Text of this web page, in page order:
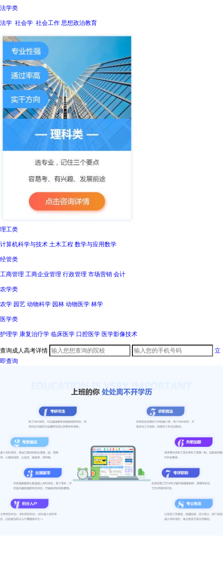
法学类
法学 社会学 社会工作 思想政治教育
理工类
计算机科学与技术 土木工程 数学与应用数学
经管类
工商管理 工商企业管理 行政管理 市场营销 会计
农学类
农学 园艺 动物科学 园林 动物医学 林学
医学类
护理学 康复治疗学 临床医学 口腔医学 医学影像技术
查询成人高考详情
立
即查询